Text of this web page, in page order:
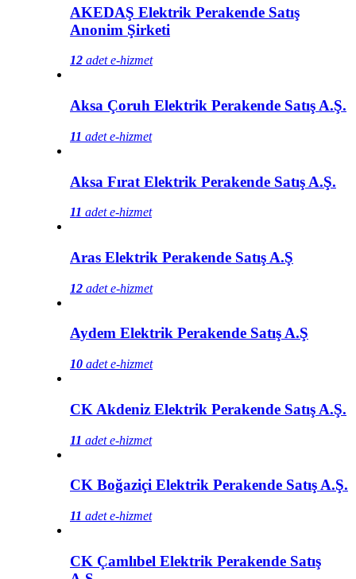
AKEDAŞ Elektrik Perakende Satış
Anonim Şirketi
12 adet e-hizmet
Aksa Çoruh Elektrik Perakende Satış A.Ş.
11 adet e-hizmet
Aksa Fırat Elektrik Perakende Satış A.Ş.
11 adet e-hizmet
Aras Elektrik Perakende Satış A.Ş
12 adet e-hizmet
Aydem Elektrik Perakende Satış A.Ş
10 adet e-hizmet
CK Akdeniz Elektrik Perakende Satış A.Ş.
11 adet e-hizmet
CK Boğaziçi Elektrik Perakende Satış A.Ş.
11 adet e-hizmet
CK Çamlıbel Elektrik Perakende Satış